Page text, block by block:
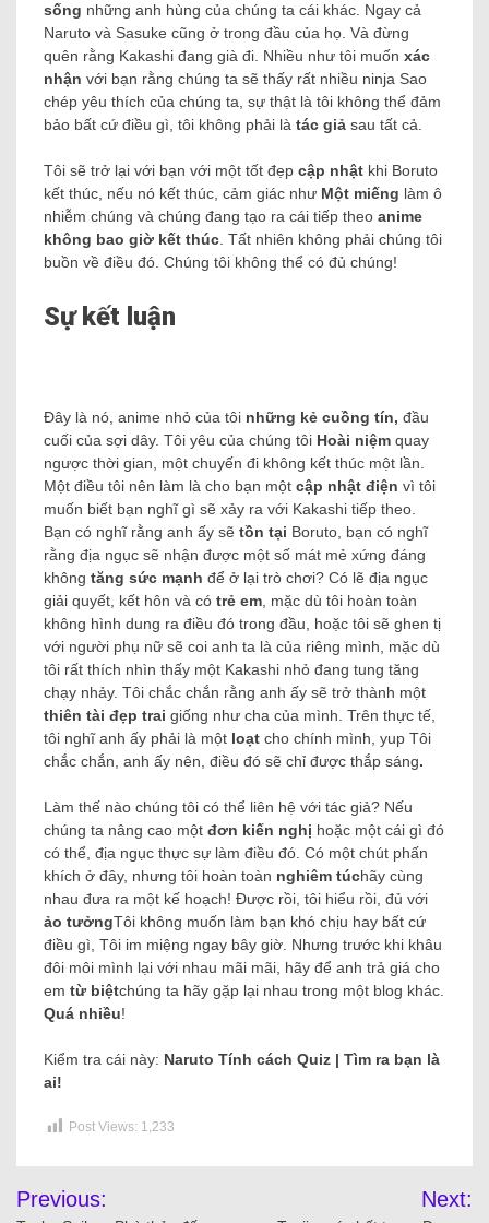
sống những anh hùng của chúng ta cái khác. Ngay cả
Naruto và Sasuke cũng ở trong đầu của họ. Và đừng
quên rằng Kakashi đang già đi. Nhiều như tôi muốn xác
nhận với bạn rằng chúng ta sẽ thấy rất nhiều ninja Sao
chép yêu thích của chúng ta, sự thật là tôi không thể đảm
bảo bất cứ điều gì, tôi không phải là tác giả sau tất cả.
Tôi sẽ trở lại với bạn với một tốt đẹp cập nhật khi Boruto
kết thúc, nếu nó kết thúc, cảm giác như Một miếng làm ô
nhiễm chúng và chúng đang tạo ra cái tiếp theo anime
không bao giờ kết thúc. Tất nhiên không phải chúng tôi
buồn về điều đó. Chúng tôi không thể có đủ chúng!
Sự kết luận
Đây là nó, anime nhỏ của tôi những kẻ cuồng tín, đầu
cuối của sợi dây. Tôi yêu của chúng tôi Hoài niệm quay
ngược thời gian, một chuyến đi không kết thúc một lần.
Một điều tôi nên làm là cho bạn một cập nhật điện vì tôi
muốn biết bạn nghĩ gì sẽ xảy ra với Kakashi tiếp theo.
Bạn có nghĩ rằng anh ấy sẽ tồn tại Boruto, bạn có nghĩ
rằng địa ngục sẽ nhận được một số mát mẻ xứng đáng
không tăng sức mạnh để ở lại trò chơi? Có lẽ địa ngục
giải quyết, kết hôn và có trẻ em, mặc dù tôi hoàn toàn
không hình dung ra điều đó trong đầu, hoặc tôi sẽ ghen tị
với người phụ nữ sẽ coi anh ta là của riêng mình, mặc dù
tôi rất thích nhìn thấy một Kakashi nhỏ đang tung tăng
chạy nhảy. Tôi chắc chắn rằng anh ấy sẽ trở thành một
thiên tài đẹp trai giống như cha của mình. Trên thực tế,
tôi nghĩ anh ấy phải là một loạt cho chính mình, yup Tôi
chắc chắn, anh ấy nên, điều đó sẽ chỉ được thắp sáng.
Làm thế nào chúng tôi có thể liên hệ với tác giả? Nếu
chúng ta nâng cao một đơn kiến ​​nghị hoặc một cái gì đó
có thể, địa ngục thực sự làm điều đó. Có một chút phấn
khích ở đây, nhưng tôi hoàn toàn nghiêm túchãy cùng
nhau đưa ra một kế hoạch! Được rồi, tôi hiểu rồi, đủ với
ảo tưởngTôi không muốn làm bạn khó chịu hay bất cứ
điều gì, Tôi im miệng ngay bây giờ. Nhưng trước khi khâu
đôi môi mình lại với nhau mãi mãi, hãy để anh trả giá cho
em từ biệtchúng ta hãy gặp lại nhau trong một blog khác.
Quá nhiều!
Kiểm tra cái này: Naruto Tính cách Quiz | Tìm ra bạn là
ai!
Post Views: 1,233
Previous: Next: